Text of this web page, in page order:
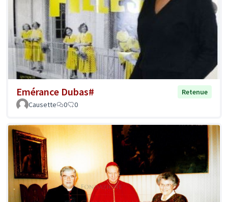
Emérance Dubas#
Retenue
Causette
0 0